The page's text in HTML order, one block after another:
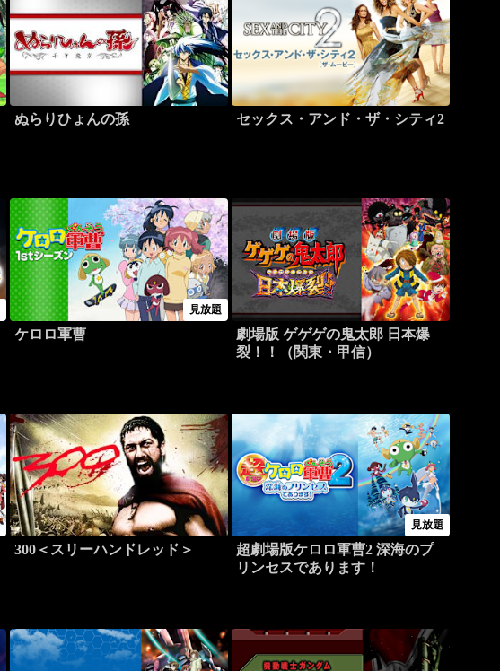
ぬらりひょんの孫 セックス・アンド・ザ・シティ2
見放題
ケロロ軍曹
劇場版 ゲゲゲの鬼太郎 日本爆
裂！！（関東・甲信）
300＜スリーハンドレッド＞
見放題
超劇場版ケロロ軍曹2 深海のプ
リンセスであります！